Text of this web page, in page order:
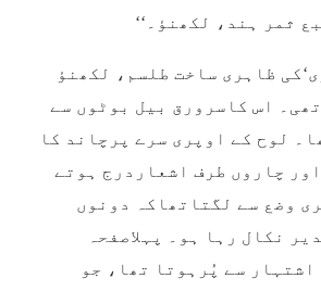
ثمر ہند، لکھنؤ۔‘‘
ظاہری ساخت طلسم، لکھنؤ
اس کاسرورق بیل بوٹوں سے
لوح کے اوپری سرے پرچاند کا
چاروں طرف اشعاردرج ہوتے
وضع سے لگتاتھاکہ دونوں
نکال رہا ہو۔ پہلاصفحہ
اشتہار سے پُرہوتا تھا، جو